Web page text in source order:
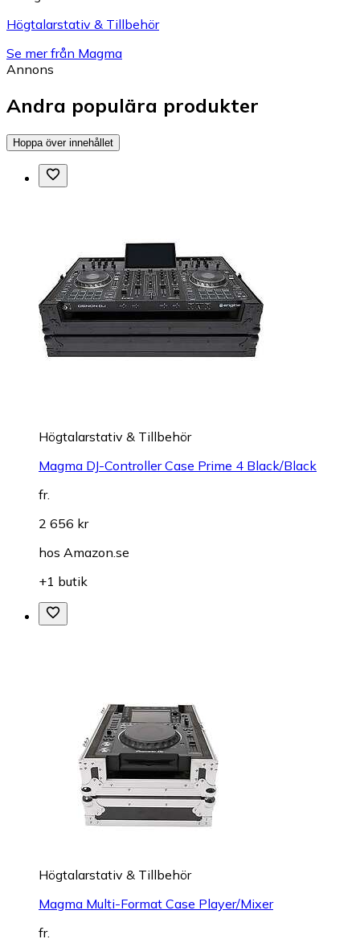
Högtalarstativ & Tillbehör
Se mer från Magma
Annons
Andra populära produkter
Hoppa över innehållet
Högtalarstativ & Tillbehör
Magma DJ-Controller Case Prime 4 Black/Black
fr.
2 656 kr
hos Amazon.se
+1 butik
Högtalarstativ & Tillbehör
Magma Multi-Format Case Player/Mixer
fr.